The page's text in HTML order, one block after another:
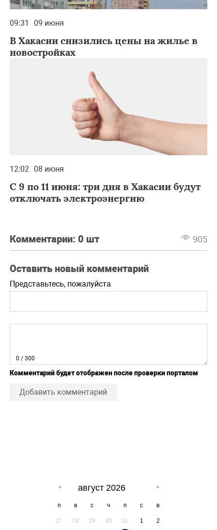
09:31 09 июня
В Хакасии снизились цены на жилье в
новостройках
12:02 08 июня
С 9 по 11 июня: три дня в Хакасии будут
отключать электроэнергию
Комментарии: 0 шт 905
Оставить новый комментарий
Представьтесь, пожалуйста
0 / 300
Комментарий будет отображен после проверки порталом
Добавить комментарий
август 2026
п в с ч п с в
27 28 29 30 31 1 2